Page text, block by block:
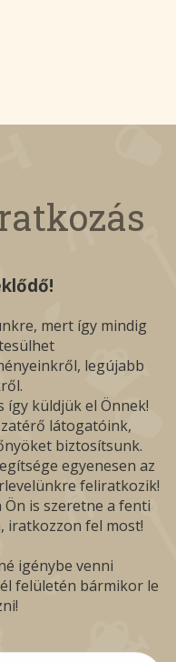
mert így mindig
legújabb
így küldjük el Önnek!
látogatóink,
biztosítsunk.
egyenesen az
feliratkozik!
is szeretne a fenti
iratkozzon fel most!
igénybe venni
felületén bármikor le